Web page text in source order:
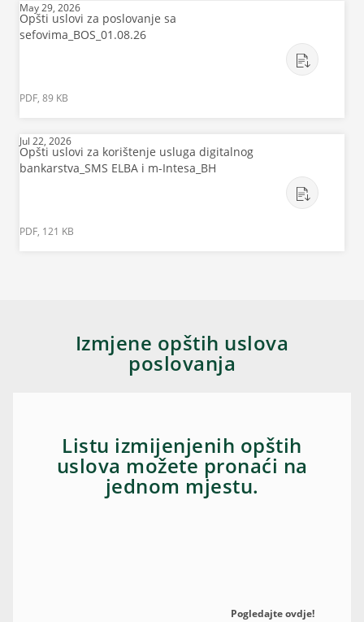
May 29, 2026
Opšti uslovi za poslovanje sa
sefovima_BOS_01.08.26
PDF, 89 KB
Jul 22, 2026
Opšti uslovi za korištenje usluga digitalnog
bankarstva_SMS ELBA i m-Intesa_BH
PDF, 121 KB
Izmjene opštih uslova
poslovanja
Listu izmijenjenih opštih
uslova možete pronaći na
jednom mjestu.
Pogledajte ovdje!